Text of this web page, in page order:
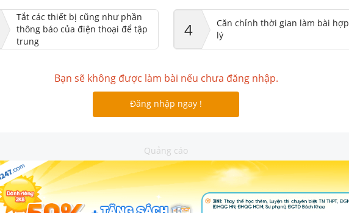
Tắt các thiết bị cũng như phần
thông báo của điện thoại để tập
trung
4
Căn chỉnh thời gian làm bài hợp
lý
Bạn sẽ không được làm bài nếu chưa đăng nhập.
Đăng nhập ngay !
Quảng cáo